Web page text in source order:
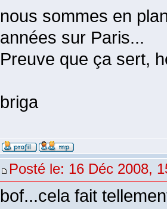
nous sommes en
années sur Paris...
Preuve que ça sert,
briga
Posté le: 16 Déc 2008,
bof...cela fait